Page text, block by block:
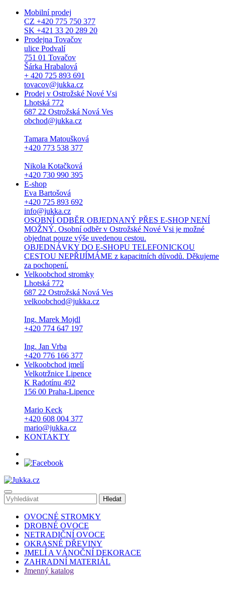
Mobilní prodej
CZ +420 775 750 377
SK +421 33 20 289 20
Prodejna Tovačov
ulice Podvalí
751 01 Tovačov
Šárka Hrabalová
+ 420 725 893 691
tovacov@jukka.cz
Prodej v Ostrožské Nové Vsi
Lhotská 772
687 22 Ostrožská Nová Ves
obchod@jukka.cz
Tamara Matoušková
+420 773 538 377
Nikola Kotačková
+420 730 990 395
E-shop
Eva Bartošová
+420 725 893 692
info@jukka.cz
OSOBNÍ ODBĚR OBJEDNANÝ PŘES E-SHOP NENÍ
MOŽNÝ. Osobní odběr v Ostrožské Nové Vsi je možné
objednat pouze výše uvedenou cestou.
OBJEDNÁVKY DO E-SHOPU TELEFONICKOU
CESTOU NEPŘIJÍMÁME z kapacitních důvodů. Děkujeme
za pochopení.
Velkoobchod stromky
Lhotská 772
687 22 Ostrožská Nová Ves
velkoobchod@jukka.cz
Ing. Marek Mojdl
+420 774 647 197
Ing. Jan Vrba
+420 776 166 377
Velkoobchod jmelí
Velkotržnice Lipence
K Radotínu 492
156 00 Praha-Lipence
Mario Keck
+420 608 004 377
mario@jukka.cz
KONTAKTY
OVOCNÉ STROMKY
DROBNÉ OVOCE
NETRADIČNÍ OVOCE
OKRASNÉ DŘEVINY
JMELÍ A VÁNOČNÍ DEKORACE
ZAHRADNÍ MATERIÁL
Jmenný katalog